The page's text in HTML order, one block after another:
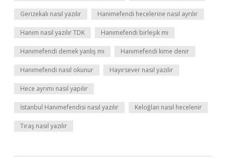
Gerizekalı nasıl yazılır Hanimefendi hecelerine nasıl ayrılır
Hanım nasıl yazılır TDK Hanımefendi birleşik mi
Hanımefendi demek yanlış mı Hanımefendi kime denir
Hanımefendi nasıl okunur Hayırsever nasıl yazılır
Hece ayrımı nasıl yapılır
İstanbul Hanımefendisi nasıl yazılır Keloğlan nasıl hecelenir
Tıraş nasıl yazılır